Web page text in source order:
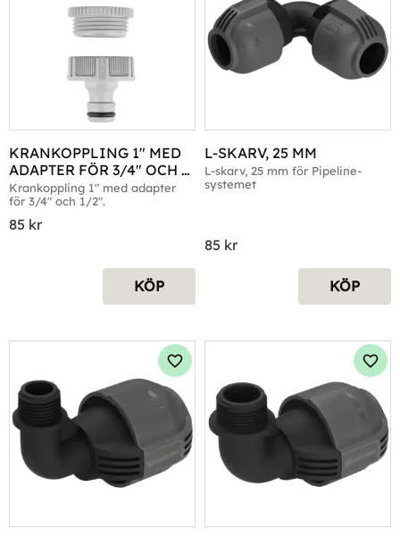
KRANKOPPLING 1" MED
ADAPTER FÖR 3/4" OCH
1/2"
Krankoppling 1" med adapter
för 3/4" och 1/2".
85 kr
KÖP
L-SKARV, 25 MM
L-skarv, 25 mm för Pipeline-
systemet
85 kr
KÖP
Lägg till i favoriter